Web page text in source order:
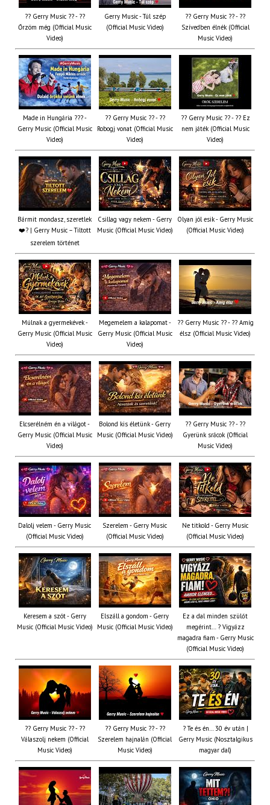
?? Gerry Music ?? - ??
Őrzöm még (Official Music
Video)
Gerry Music - Túl szép
(Official Music Video)
?? Gerry Music ?? - ??
Szívedben élnék (Official
Music Video)
Made in Hungária ??? -
Gerry Music (Official Music
Video)
?? Gerry Music ?? - ??
Robogj vonat (Official Music
Video)
?? Gerry Music ?? - ?? Ez
nem játék (Official Music
Video)
Bármit mondasz, szeretlek
❤️‍? | Gerry Music – Tiltott
szerelem történet
Csillag vagy nekem - Gerry
Music (Official Music Video)
Olyan jól esik - Gerry Music
(Official Music Video)
Múlnak a gyermekévek -
Gerry Music (Official Music
Video)
Megemelem a kalapomat -
Gerry Music (Official Music
Video)
?? Gerry Music ?? - ?? Amíg
élsz (Official Music Video)
Elcserélném én a világot -
Gerry Music (Official Music
Video)
Bolond kis életünk - Gerry
Music (Official Music Video)
?? Gerry Music ?? - ??
Gyerünk srácok (Official
Music Video)
Dalolj velem - Gerry Music
(Official Music Video)
Szerelem - Gerry Music
(Official Music Video)
Ne titkold - Gerry Music
(Official Music Video)
Keresem a szót - Gerry
Music (Official Music Video)
Elszáll a gondom - Gerry
Music (Official Music Video)
Ez a dal minden szülőt
megérint… ? Vigyázz
magadra fiam - Gerry Music
(Official Music Video)
?? Gerry Music ?? - ??
Válaszolj nekem (Official
Music Video)
?? Gerry Music ?? - ??
Szerelem hajnalán (Official
Music Video)
? Te és én… 30 év után |
Gerry Music (Nosztalgikus
magyar dal)